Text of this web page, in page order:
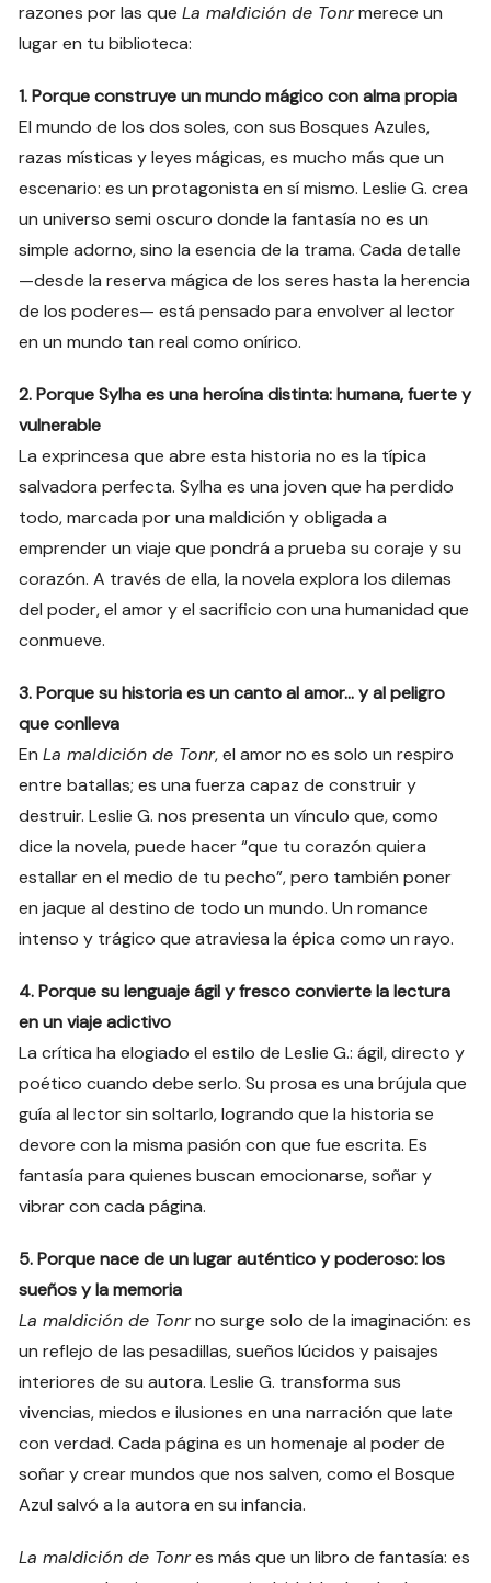
razones por las queLa maldición de Tonrmerece un
lugar en tu biblioteca:
1. Porque construye un mundo mágico con alma propia
El mundo de los dos soles, con sus Bosques Azules,
razas místicas y leyes mágicas, es mucho más que un
escenario: es un protagonista en sí mismo. Leslie G. crea
un universo semi oscuro donde la fantasía no es un
simple adorno, sino la esencia de la trama. Cada detalle
—desde la reserva mágica de los seres hasta la herencia
de los poderes— está pensado para envolver al lector
en un mundo tan real como onírico.
2. Porque Sylha es una heroína distinta: humana, fuerte y
vulnerable
La exprincesa que abre esta historia no es la típica
salvadora perfecta. Sylha es una joven que ha perdido
todo, marcada por una maldición y obligada a
emprender un viaje que pondrá a prueba su coraje y su
corazón. A través de ella, la novela explora los dilemas
del poder, el amor y el sacrificio con una humanidad que
conmueve.
3. Porque su historia es un canto al amor… y al peligro
que conlleva
EnLa maldición de Tonr, el amor no es solo un respiro
entre batallas; es una fuerza capaz de construir y
destruir. Leslie G. nos presenta un vínculo que, como
dice la novela, puede hacer “que tu corazón quiera
estallar en el medio de tu pecho”, pero también poner
en jaque al destino de todo un mundo. Un romance
intenso y trágico que atraviesa la épica como un rayo.
4. Porque su lenguaje ágil y fresco convierte la lectura
en un viaje adictivo
La crítica ha elogiado el estilo de Leslie G.: ágil, directo y
poético cuando debe serlo. Su prosa es una brújula que
guía al lector sin soltarlo, logrando que la historia se
devore con la misma pasión con que fue escrita. Es
fantasía para quienes buscan emocionarse, soñar y
vibrar con cada página.
5. Porque nace de un lugar auténtico y poderoso: los
sueños y la memoria
La maldición de Tonrno surge solo de la imaginación: es
un reflejo de las pesadillas, sueños lúcidos y paisajes
interiores de su autora. Leslie G. transforma sus
vivencias, miedos e ilusiones en una narración que late
con verdad. Cada página es un homenaje al poder de
soñar y crear mundos que nos salven, como el Bosque
Azul salvó a la autora en su infancia.
La maldición de Tonres más que un libro de fantasía: es